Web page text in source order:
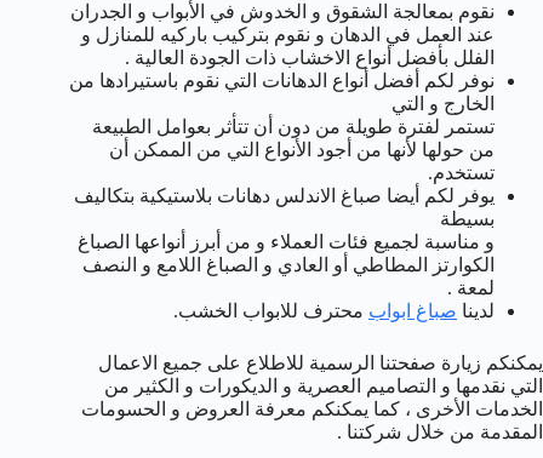
نقوم بمعالجة الشقوق و الخدوش في الأبواب و الجدران
عند العمل في الدهان و نقوم بتركيب باركيه للمنازل و
الفلل بأفضل أنواع الاخشاب ذات الجودة العالية .
نوفر لكم أفضل أنواع الدهانات التي نقوم باستيرادها من
الخارج و التي
تستمر لفترة طويلة من دون أن تتأثر بعوامل الطبيعة
من حولها لأنها من أجود الأنواع التي من الممكن أن
تستخدم.
يوفر لكم أيضا صباغ الاندلس دهانات بلاستيكية بتكاليف
بسيطة
و مناسبة لجميع فئات العملاء و من أبرز أنواعها الصباغ
الكوارتز المطاطي أو العادي و الصباغ اللامع و النصف
لمعة .
لدينا صباغ ابواب محترف للابواب الخشب.
يمكنكم زيارة صفحتنا الرسمية للاطلاع على جميع الاعمال
التي نقدمها و التصاميم العصرية و الديكورات و الكثير من
الخدمات الأخرى ، كما يمكنكم معرفة العروض و الحسومات
المقدمة من خلال شركتنا .